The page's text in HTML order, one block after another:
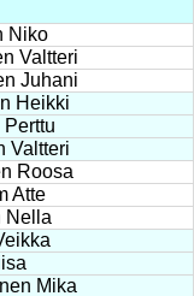
Niko
Valtteri
Juhani
Heikki
Valtteri
Roosa
Atte
Nella
Mika